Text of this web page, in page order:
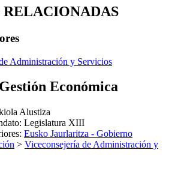
Administración y Servicios
Económica
Alustiza
: Legislatura XIII
: Eusko Jaurlaritza - Gobierno
> Viceconsejería de Administración y